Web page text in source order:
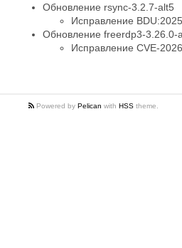
Обновление rsync-3.2.7-alt5
Исправление
Обновление freerdp3-3.26.0-
Исправление CVE-
Powered by Pelican with HSS theme.